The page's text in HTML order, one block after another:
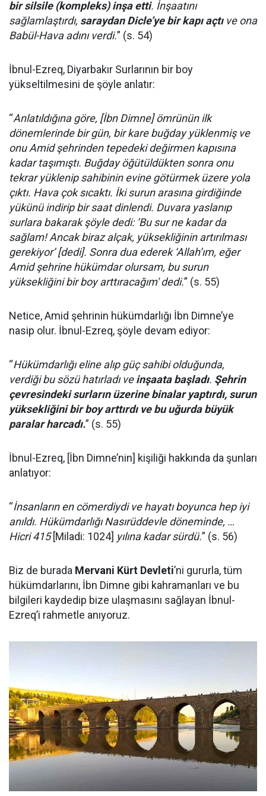
bir silsile (kompleks) inşa etti. İnşaatını
sağlamlaştırdı, saraydan Dicle’ye bir kapı açtıve ona
Babül-Hava adını verdi.” (s. 54)
İbnul-Ezreq, Diyarbakır Surlarının bir boy
yükseltilmesini de şöyle anlatır:
“Anlatıldığına göre, [İbn Dimne] ömrünün ilk
dönemlerinde bir gün, bir kare buğday yüklenmiş ve
onu Amid şehrinden tepedeki değirmen kapısına
kadar taşımıştı. Buğday öğütüldükten sonra onu
tekrar yüklenip sahibinin evine götürmek üzere yola
çıktı. Hava çok sıcaktı. İki surun arasına girdiğinde
yükünü indirip bir saat dinlendi. Duvara yaslanıp
surlara bakarak şöyle dedi: ‘Bu sur ne kadar da
sağlam! Ancak biraz alçak, yüksekliğinin artırılması
gerekiyor’ [dedi]. Sonra dua ederek ‘Allah’ım, eğer
Amid şehrine hükümdar olursam, bu surun
yüksekliğini bir boy arttıracağım' dedi.” (s. 55)
Netice, Amid şehrinin hükümdarlığı İbn Dimne’ye
nasip olur. İbnul-Ezreq, şöyle devam ediyor:
“Hükümdarlığı eline alıp güç sahibi olduğunda,
verdiği bu sözü hatırladı veinşaata başladı. Şehrin
çevresindeki surların üzerine binalar yaptırdı, surun
yüksekliğini bir boy arttırdı ve bu uğurda büyük
paralar harcadı.” (s. 55)
İbnul-Ezreq, [İbn Dimne’nin] kişiliği hakkında da şunları
anlatıyor:
“İnsanların en cömerdiydi ve hayatı boyunca hep iyi
anıldı. Hükümdarlığı Nasırüddevle döneminde, …
Hicri 415[Miladi: 1024] yılına kadar sürdü.” (s. 56)
Biz de burada Mervani Kürt Devleti’ni gururla, tüm
hükümdarlarını, İbn Dimne gibi kahramanları ve bu
bilgileri kaydedip bize ulaşmasını sağlayan İbnul-
Ezreq’i rahmetle anıyoruz.